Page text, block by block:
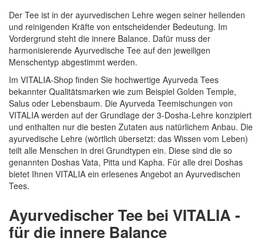
Quickview
Der Tee ist in der ayurvedischen Lehre wegen seiner heilenden
und reinigenden Kräfte von entscheidender Bedeutung. Im
Vordergrund steht die innere Balance. Dafür muss der
harmonisierende Ayurvedische Tee auf den jeweiligen
Menschentyp abgestimmt werden.
Im VITALIA-Shop finden Sie hochwertige Ayurveda Tees
bekannter Qualitätsmarken wie zum Beispiel Golden Temple,
Salus oder Lebensbaum. Die Ayurveda Teemischungen von
VITALIA werden auf der Grundlage der 3-Dosha-Lehre konzipiert
und enthalten nur die besten Zutaten aus natürlichem Anbau. Die
ayurvedische Lehre (wörtlich übersetzt: das Wissen vom Leben)
teilt alle Menschen in drei Grundtypen ein. Diese sind die so
genannten Doshas Vata, Pitta und Kapha. Für alle drei Doshas
bietet Ihnen VITALIA ein erlesenes Angebot an Ayurvedischen
Tees.
Ayurvedischer Tee bei VITALIA -
für die innere Balance